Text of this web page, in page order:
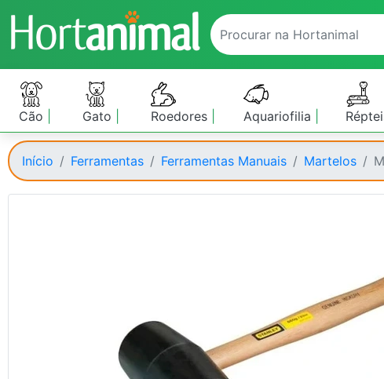
Cão Gato Roedores Aquariofilia
Início Ferramentas Ferramentas Manuais Martelos